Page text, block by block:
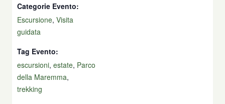
Categorie Evento:
Escursione, Visita
guidata
Tag Evento:
escursioni, estate, Parco
della Maremma,
trekking